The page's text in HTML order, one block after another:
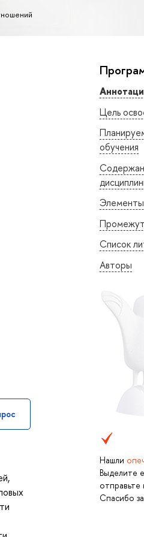
Цель
обучения
Список
Авторы
Нашли
Выделите
Спасибо